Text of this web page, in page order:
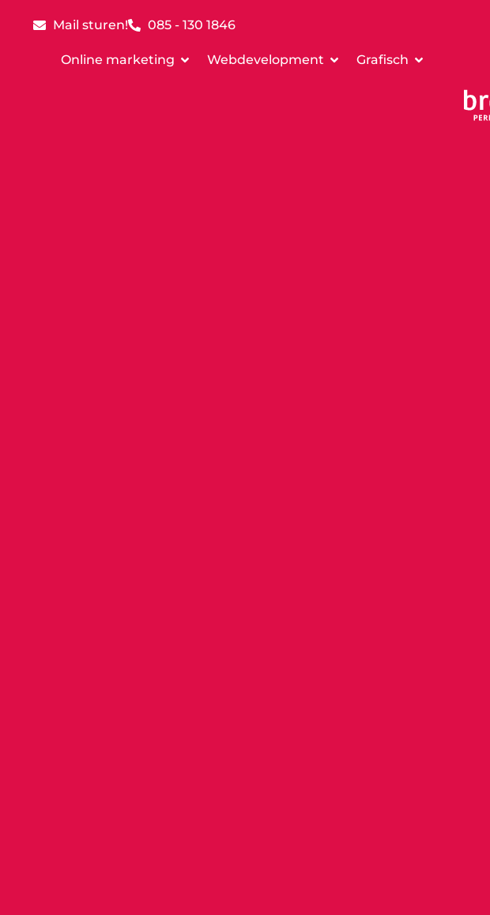
Mail sturen! 085 - 130 1846
Online marketing Webdevelopment Grafisch